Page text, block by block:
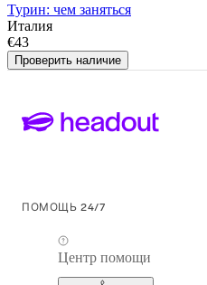
Турин: чем заняться
Италия
€43
Проверить наличие
ПОМОЩЬ 24/7
Центр помощи